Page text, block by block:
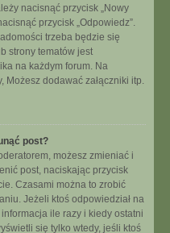
nacisnąć przycisk „Nowy
przycisk „Odpowiedz”.
trzeba będzie się
strony tematów jest
na każdym forum. Na
Możesz dodawać załączniki itp.
post?
możesz zmieniać i
post, naciskając przycisk
Czasami można to zrobić
Jeżeli ktoś odpowiedział na
ile razy i kiedy ostatni
się tylko wtedy, jeśli ktoś